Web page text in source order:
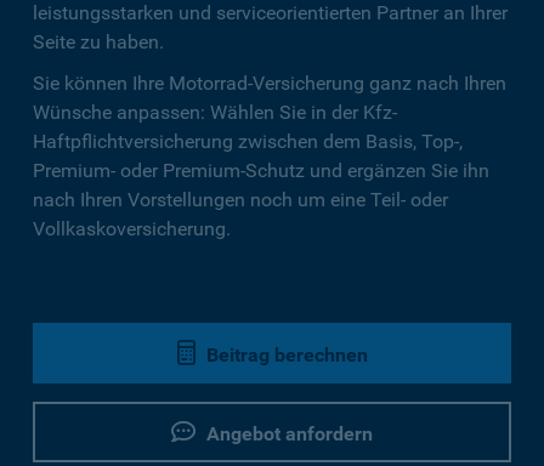
leistungsstarken und serviceorientierten Partner an Ihrer
Seite zu haben.
Sie können Ihre Motorrad-Versicherung ganz nach Ihren
Wünsche anpassen: Wählen Sie in der Kfz-
Haftpflichtversicherung zwischen dem Basis, Top-,
Premium- oder Premium-Schutz und ergänzen Sie ihn
nach Ihren Vorstellungen noch um eine Teil- oder
Vollkaskoversicherung.
Beitrag berechnen
Angebot anfordern